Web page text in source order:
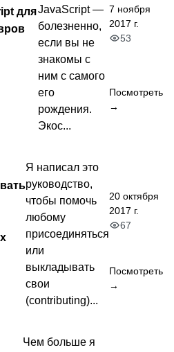
дляJavaScript —
болезненно,
если вы не
знакомы с
ним с самого
его
рождения.
Экос...
7 ноября
2017 г.
53
Посмотреть
→
Я написал это
руководство,
чтобы помочь
любому
присоединяться
или
выкладывать
свои
(contributing)...
20 октября
2017 г.
67
Посмотреть
→
Чем больше я